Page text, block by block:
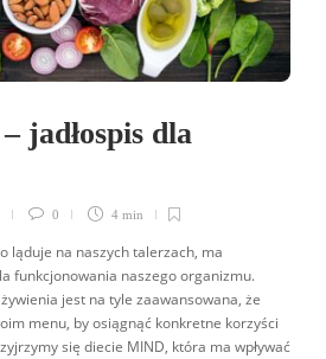
jadłospis dla
0 4 min
ląduje na naszych talerzach, ma
funkcjonowania naszego organizmu.
jest na tyle zaawansowana, że
menu, by osiągnąć konkretne korzyści
się diecie MIND, która ma wpływać